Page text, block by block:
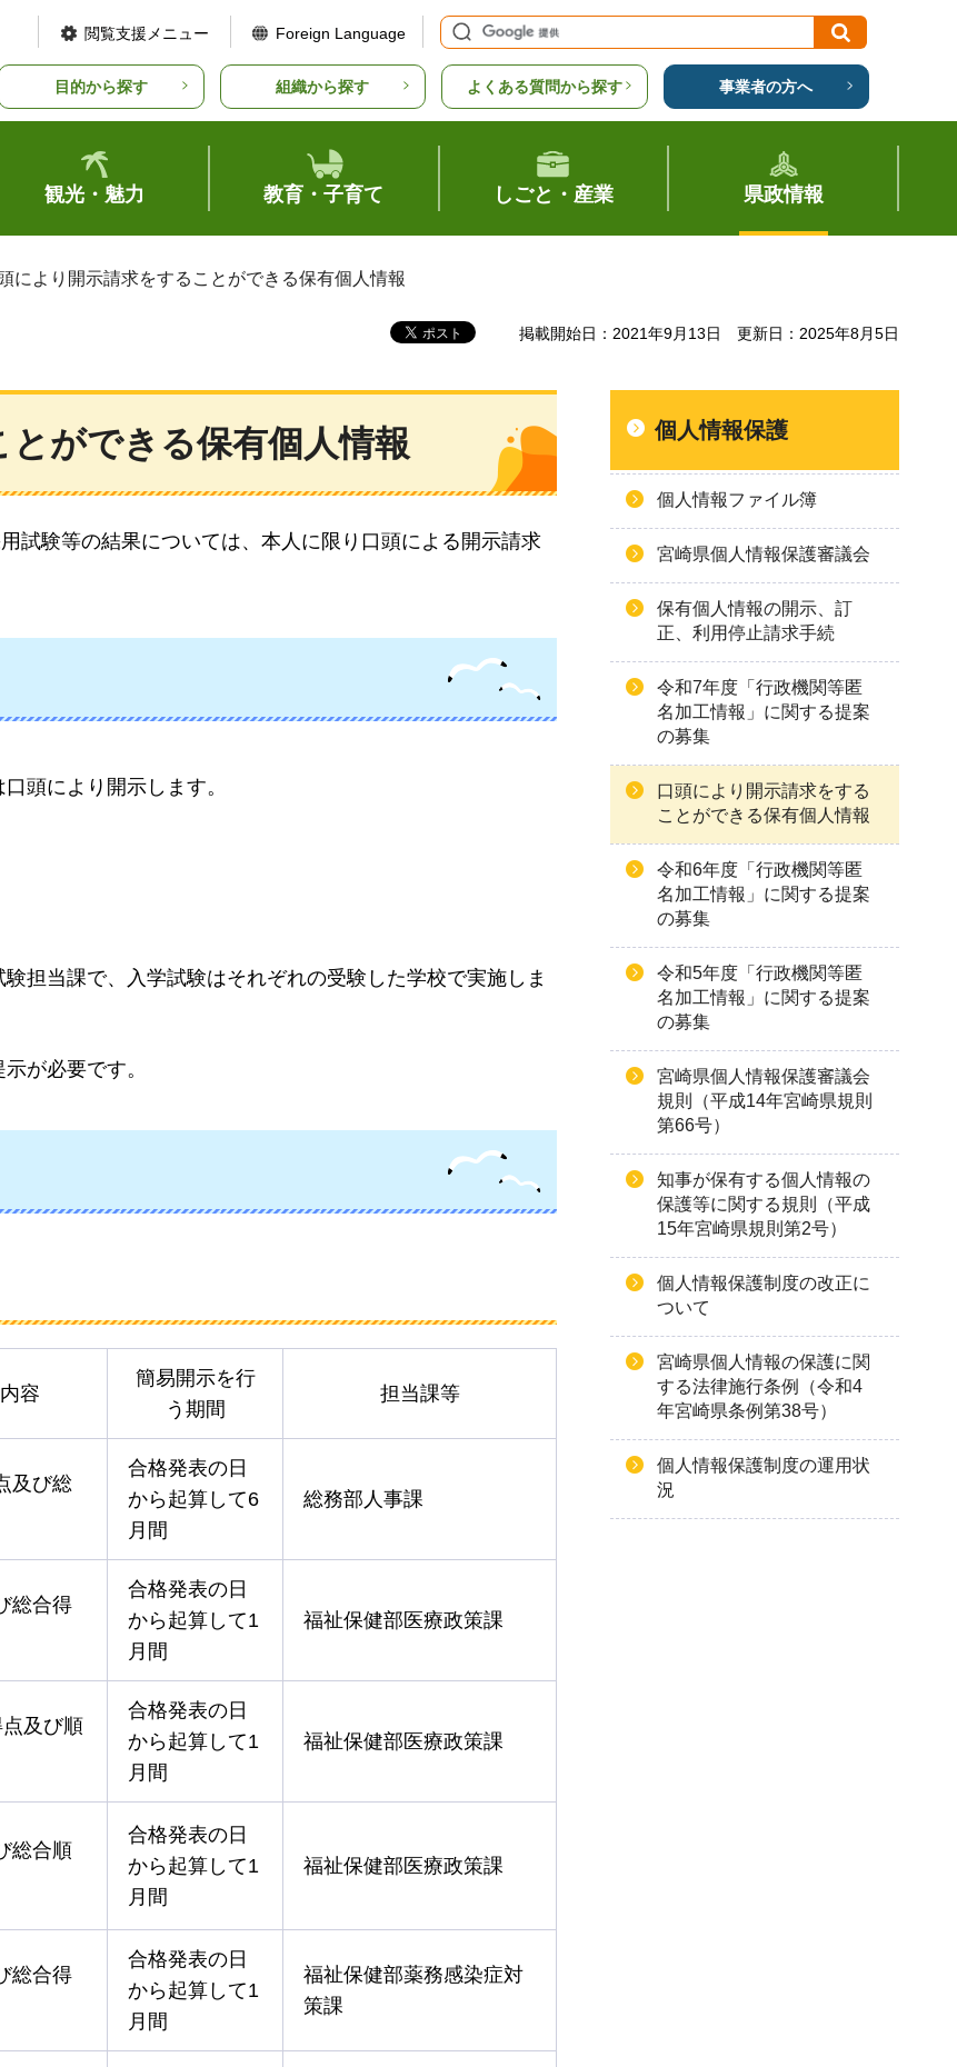
閲覧支援メニュー Foreign Language
目的から探す 組織から探す よくある質問から探す 事業者の方へ
観光・魅力 教育・子育て しごと・産業 県政情報
により開示請求をすることができる保有個人情報
掲載開始日：2021年9月13日 更新日：2025年8月5日
ができる保有個人情報
試験等の結果については、本人に限り口頭による開示請求
頭により開示します。
担当課で、入学試験はそれぞれの受験した学校で実施しま
が必要です。
容
簡易開示を行
う期間
担当課等
及び総
合格発表の日
から起算して6
月間
総務部人事課
総合得
合格発表の日
から起算して1
月間
福祉保健部医療政策課
及び順
合格発表の日
から起算して1
月間
福祉保健部医療政策課
総合順
合格発表の日
から起算して1
月間
福祉保健部医療政策課
総合得
合格発表の日
から起算して1
月間
福祉保健部薬務感染症対
策課
個人情報保護
個人情報ファイル簿
宮崎県個人情報保護審議会
保有個人情報の開示、訂
正、利用停止請求手続
令和7年度「行政機関等匿
名加工情報」に関する提案
の募集
口頭により開示請求をする
ことができる保有個人情報
令和6年度「行政機関等匿
名加工情報」に関する提案
の募集
令和5年度「行政機関等匿
名加工情報」に関する提案
の募集
宮崎県個人情報保護審議会
規則（平成14年宮崎県規則
第66号）
知事が保有する個人情報の
保護等に関する規則（平成
15年宮崎県規則第2号）
個人情報保護制度の改正に
ついて
宮崎県個人情報の保護に関
する法律施行条例（令和4
年宮崎県条例第38号）
個人情報保護制度の運用状
況